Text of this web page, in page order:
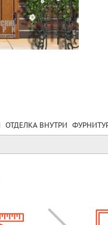
ОТДЕЛКА ВНУТРИ